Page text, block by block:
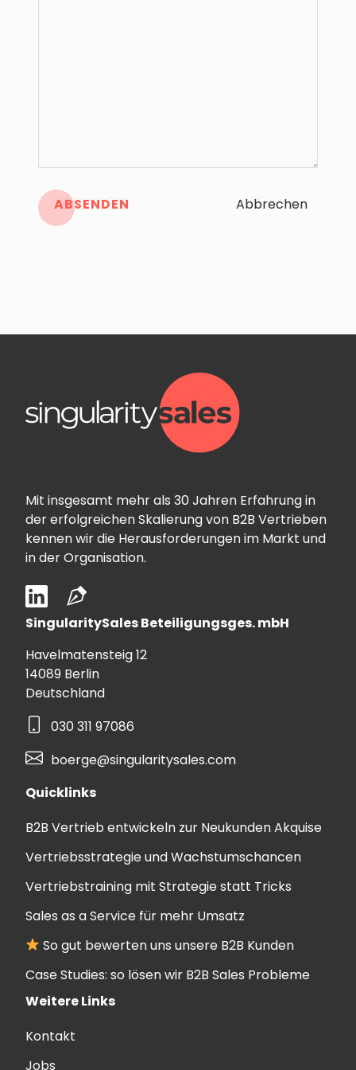
ABSENDEN Abbrechen
Mit insgesamt mehr als 30 Jahren Erfahrung in
der erfolgreichen Skalierung von B2B Vertrieben
kennen wir die Herausforderungen im Markt und
in der Organisation.
SingularitySales Beteiligungsges. mbH
Havelmatensteig 12
14089 Berlin
Deutschland
030 311 97086
boerge@singularitysales.com
Quicklinks
B2B Vertrieb entwickeln zur Neukunden Akquise
Vertriebsstrategie und Wachstumschancen
Vertriebstraining mit Strategie statt Tricks
Sales as a Service für mehr Umsatz
So gut bewerten uns unsere B2B Kunden
Case Studies: so lösen wir B2B Sales Probleme
Weitere Links
Kontakt
Jobs